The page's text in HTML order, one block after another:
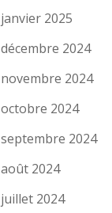
janvier 2025
décembre 2024
novembre 2024
octobre 2024
septembre 2024
août 2024
juillet 2024